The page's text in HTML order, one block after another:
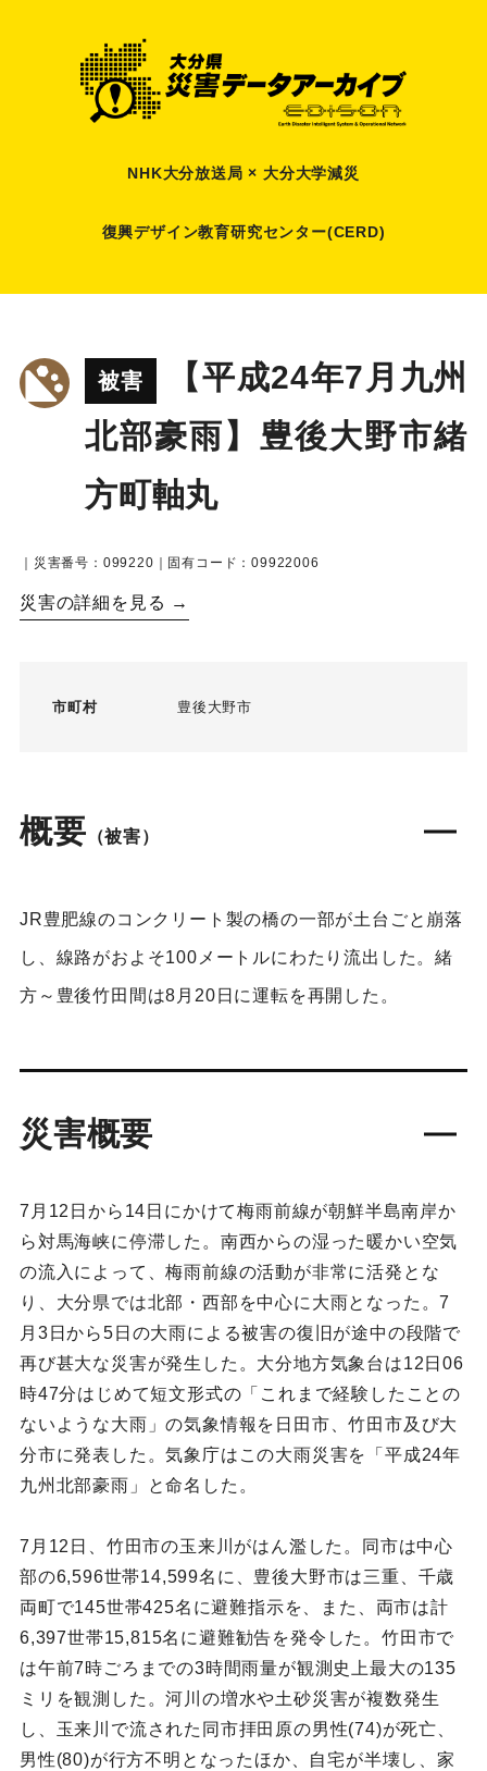
NHK大分放送局 × 大分大学減災
復興デザイン教育研究センター(CERD)
被害
【平成24年7月九州
北部豪雨】豊後大野市緒
方町軸丸
｜災害番号：099220｜固有コード：09922006
災害の詳細を見る →
市町村 豊後大野市
概要 （被害）
JR豊肥線のコンクリート製の橋の一部が土台ごと崩落
し、線路がおよそ100メートルにわたり流出した。緒
方～豊後竹田間は8月20日に運転を再開した。
災害概要
7月12日から14日にかけて梅雨前線が朝鮮半島南岸か
ら対馬海峡に停滞した。南西からの湿った暖かい空気
の流入によって、梅雨前線の活動が非常に活発とな
り、大分県では北部・西部を中心に大雨となった。7
月3日から5日の大雨による被害の復旧が途中の段階で
再び甚大な災害が発生した。大分地方気象台は12日06
時47分はじめて短文形式の「これまで経験したことの
ないような大雨」の気象情報を日田市、竹田市及び大
分市に発表した。気象庁はこの大雨災害を「平成24年
九州北部豪雨」と命名した。
7月12日、竹田市の玉来川がはん濫した。同市は中心
部の6,596世帯14,599名に、豊後大野市は三重、千歳
両町で145世帯425名に避難指示を、また、両市は計
6,397世帯15,815名に避難勧告を発令した。竹田市で
は午前7時ごろまでの3時間雨量が観測史上最大の135
ミリを観測した。河川の増水や土砂災害が複数発生
し、玉来川で流された同市拝田原の男性(74)が死亡、
男性(80)が行方不明となったほか、自宅が半壊し、家